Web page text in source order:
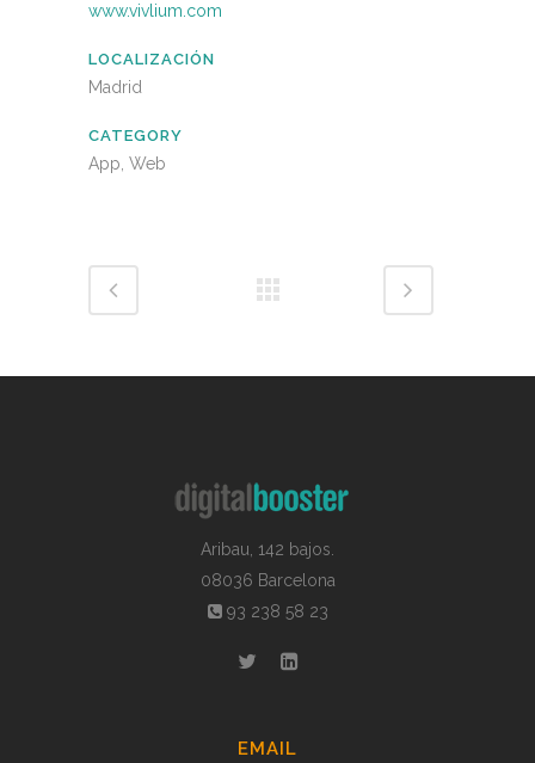
www.vivlium.com
LOCALIZACIÓN
Madrid
CATEGORY
App, Web
Aribau, 142 bajos.
08036 Barcelona
93 238 58 23
EMAIL